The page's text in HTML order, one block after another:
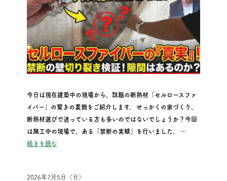
今日は現在建築中の現場から、話題の断熱材「セルロースファ
イバー」の驚きの裏側をご紹介します。 せっかくの家づくり、
断熱材選びで迷っている方も多いのではないでしょうか？今回
は施工中の現場で、ある「禁断の実験」を行いました。 …
続きを読む“『話題の断熱材「セルロースファイバー」の驚きの裏側を大
2026年7月5日（日）